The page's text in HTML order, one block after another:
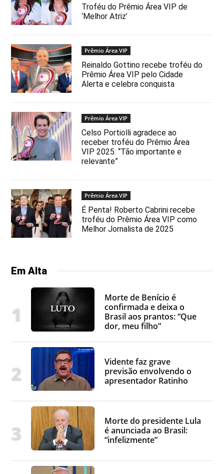
Troféu do Prêmio Área VIP de
‘Melhor Atriz’
Prêmio Área VIP
Reinaldo Gottino recebe troféu do
Prêmio Área VIP pelo Cidade
Alerta e celebra conquista
Prêmio Área VIP
Celso Portiolli agradece ao
receber troféu do Prêmio Área
VIP 2025: “Tão importante e
relevante”
Prêmio Área VIP
É Penta! Roberto Cabrini recebe
troféu do Prêmio Área VIP como
Melhor Jornalista de 2025
Em Alta
Morte de Benício é
confirmada e deixa o
Brasil aos prantos: “Que
dor, meu filho”
Vidente faz grave
previsão envolvendo o
apresentador Ratinho
Morte do presidente Lula
é anunciada ao Brasil:
“infelizmente”